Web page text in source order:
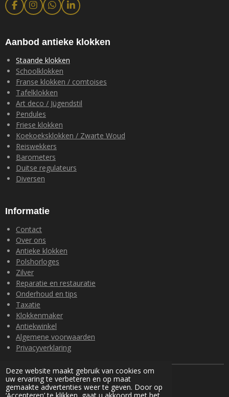
Deze website maakt gebruik van cookies om
uw ervaring te verbeteren en op maat
gemaakte advertenties weer te geven. Door op
F
a
b
o
k
I
n
a
r
a
m
W
h
s
p
p
L
i
e
Aanbod antieke klokken
Staande klokken
Schoolklokken
Franse klokken / comtoises
Tafelklokken
Art deco / Jügendstil
Pendules
Friese klokken
Koekoeksklokken / Zwarte Woud
Reiswekkers
Barometers
Duitse regulateurs
Diversen
Informatie
Contact
Over ons
Antieke klokken
Polshorloges
Zilver
Reparatie en restauratie
Onderhoud en tips
Taxatie
Klokkenmaker
Antiekwinkel
Algemene voorwaarden
Privacyverklaring
© 2024 Loohuis Antiek en Klokken
Powered byJouwWeb